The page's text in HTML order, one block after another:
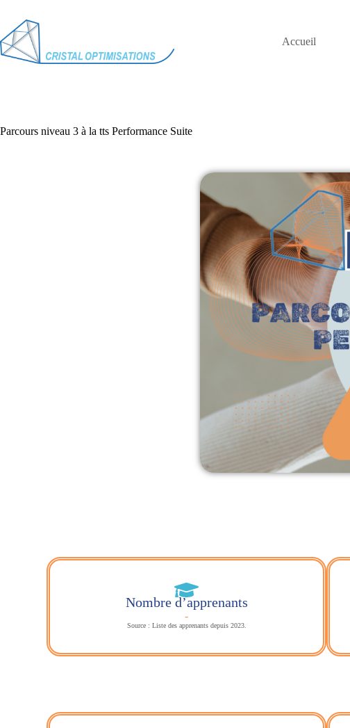
Accueil
Parcours niveau 3 à la tts Performance Suite
Nombre d’apprenants
-
Source : Liste des apprenants depuis 2023.